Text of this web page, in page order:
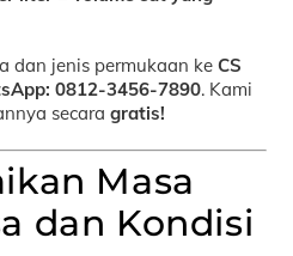
dan jenis permukaan keCS
0812-3456-7890. Kami
secaragratis!
Masa
dan Kondisi